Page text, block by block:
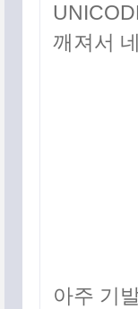
깨져서
아주 기